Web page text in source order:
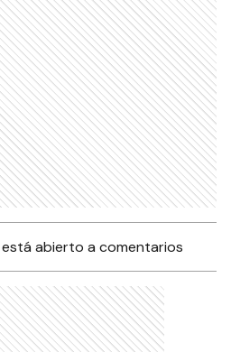
abierto a comentarios